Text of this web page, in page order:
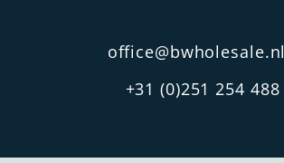
Verpleegstershorloge
office@bwholesale.nl
+31 (0)251 254 488